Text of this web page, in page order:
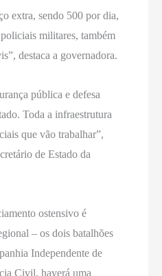
extra, sendo 500 por dia,
militares, também
destaca a governadora.
pública e defesa
Toda a infraestrutura
que vão trabalhar”,
de Estado da
ostensivo é
– os dois batalhões
Independente de
Civil, haverá uma